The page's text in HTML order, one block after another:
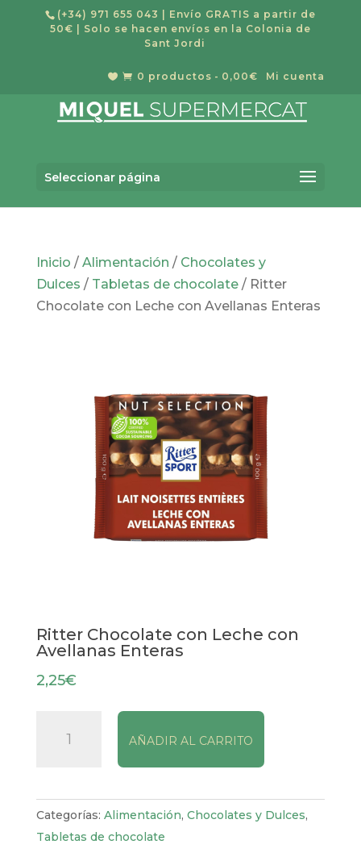
(+34) 971 655 043
| Envío GRATIS a partir de
50€ | Solo se hacen envíos en la Colonia de
Sant Jordi
Mi cuenta
  0 productos 0,00€
Seleccionar página
de
productos
Inicio / Alimentación / Chocolates y
Dulces / Tabletas de chocolate/ Ritter
Chocolate con Leche con Avellanas Enteras
Ritter Chocolate con Leche con
Avellanas Enteras
2,25€
Chocolate
con
Avellanas
AÑADIR AL CARRITO
Categorías: Alimentación, Chocolates y Dulces,
Tabletas de chocolate